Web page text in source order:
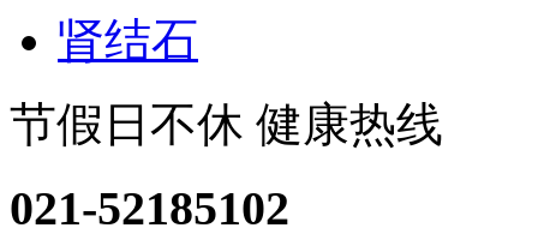
肾结石
节假日不休 健康热线
021-52185102